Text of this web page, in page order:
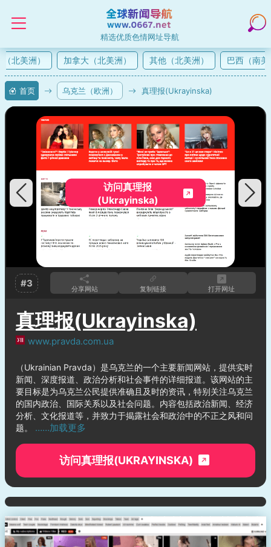
精选优质色情网址导航
北美洲） 加拿大（北美洲） 其他（北美洲） 巴西（南美
首页 乌克兰（欧洲） 真理报(Ukrayinska)
访问真理报
(Ukrayinska)
#3 分享网站 复制链接 打开网址
真理报(Ukrayinska)
www.pravda.com.ua
（Ukrainian Pravda）是乌克兰的一个主要新闻网站，提供实时
新闻、深度报道、政治分析和社会事件的详细报道。该网站的主
要目标是为乌克兰公民提供准确且及时的资讯，特别关注乌克兰
的国内政治、国际关系以及社会问题。内容包括政治新闻、经济
分析、文化报道等，并致力于揭露社会和政治中的不正之风和问
题。 ……加载更多
访问真理报(UKRAYINSKA)